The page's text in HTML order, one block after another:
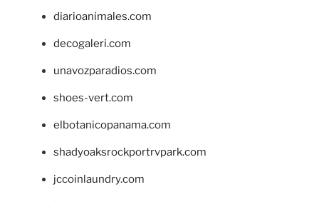
diarioanimales.com
decogaleri.com
unavozparadios.com
shoes-vert.com
elbotanicopanama.com
shadyoaksrockportrvpark.com
jccoinlaundry.com